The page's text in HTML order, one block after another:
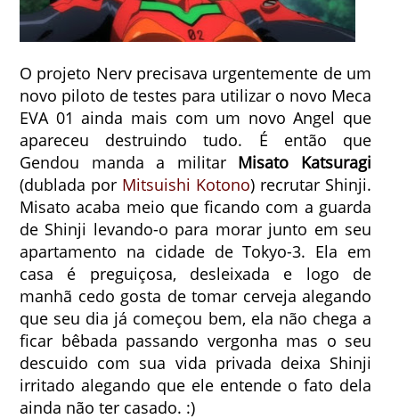
O projeto Nerv precisava urgentemente de um
novo piloto de testes para utilizar o novo Meca
EVA 01 ainda mais com um novo Angel que
apareceu destruindo tudo. É então que
Gendou manda a militar Misato Katsuragi
(dublada por Mitsuishi Kotono) recrutar Shinji.
Misato acaba meio que ficando com a guarda
de Shinji levando-o para morar junto em seu
apartamento na cidade de Tokyo-3. Ela em
casa é preguiçosa, desleixada e logo de
manhã cedo gosta de tomar cerveja alegando
que seu dia já começou bem, ela não chega a
ficar bêbada passando vergonha mas o seu
descuido com sua vida privada deixa Shinji
irritado alegando que ele entende o fato dela
ainda não ter casado. :)